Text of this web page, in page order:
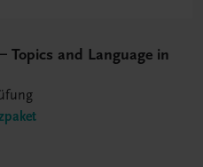
Topics and Language in